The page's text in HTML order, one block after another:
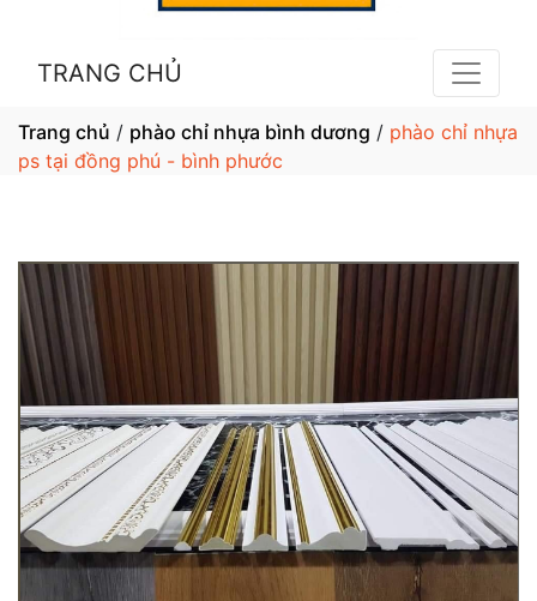
TRANG CHỦ
Trang chủ / phào chỉ nhựa bình dương / phào chỉ nhựa
ps tại đồng phú - bình phước